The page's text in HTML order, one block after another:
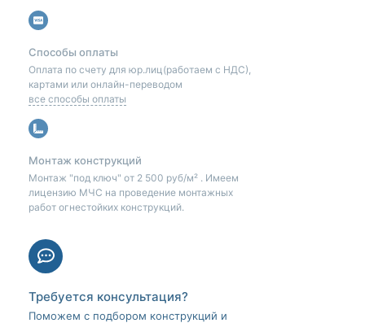
Способы оплаты
Оплата по счету для юр.лиц(работаем с НДС),
картами или онлайн-переводом
все способы оплаты
Монтаж конструкций
Монтаж "под ключ" от 2 500 руб/м² . Имеем
лицензию МЧС на проведение монтажных
работ огнестойких конструкций.
Требуется консультация?
Поможем с подбором конструкций и